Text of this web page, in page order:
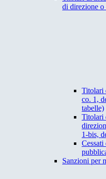
di direzione
Titolari
co. 1,
tabelle)
Titolari
1-bis,
Sanzioni per